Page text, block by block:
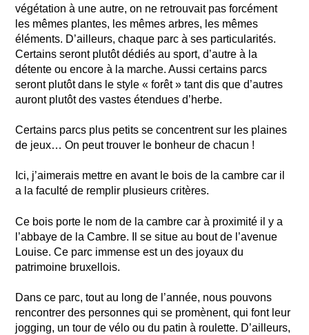
végétation à une autre, on ne retrouvait pas forcément
les mêmes plantes, les mêmes arbres, les mêmes
éléments. D’ailleurs, chaque parc à ses particularités.
Certains seront plutôt dédiés au sport, d’autre à la
détente ou encore à la marche. Aussi certains parcs
seront plutôt dans le style « forêt » tant dis que d’autres
auront plutôt des vastes étendues d’herbe.
Certains parcs plus petits se concentrent sur les plaines
de jeux… On peut trouver le bonheur de chacun !
Ici, j’aimerais mettre en avant le bois de la cambre car il
a la faculté de remplir plusieurs critères.
Ce bois porte le nom de la cambre car à proximité il y a
l’abbaye de la Cambre. Il se situe au bout de l’avenue
Louise. Ce parc immense est un des joyaux du
patrimoine bruxellois.
Dans ce parc, tout au long de l’année, nous pouvons
rencontrer des personnes qui se promènent, qui font leur
jogging, un tour de vélo ou du patin à roulette. D’ailleurs,